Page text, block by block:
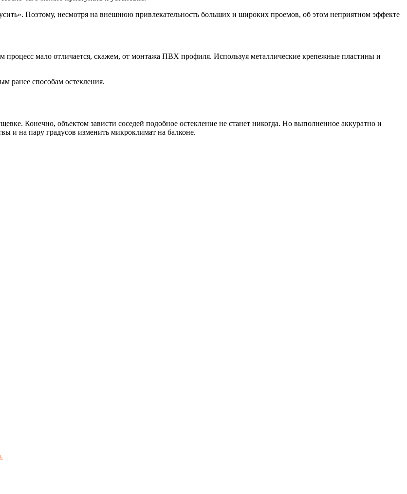
Поэтому, несмотря на внешнюю привлекательность больших и широких проемов, об этом неприятном эффекте
процесс мало отличается, скажем, от монтажа ПВХ профиля. Используя металлические крепежные пластины и
ранее способам остекления.
Конечно, объектом зависти соседей подобное остекление не станет никогда. Но выполненное аккуратно и
и на пару градусов изменить микроклимат на балконе.